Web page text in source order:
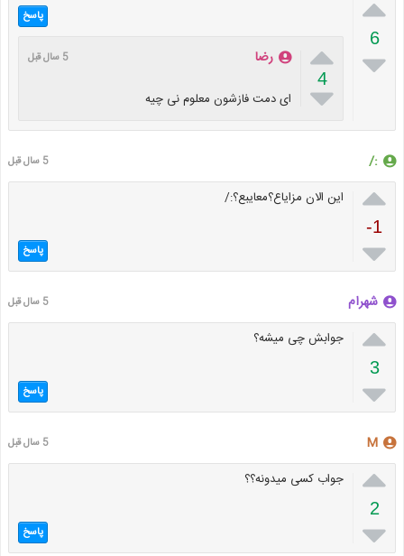
6

پاسخ

4

رضا 5 سال قبل
ای دمت فازشون معلوم نی چیه
:/ 5 سال قبل

-1

این الان مزایاع؟معایبع؟:/
پاسخ
شهرام 5 سال قبل

3

جوابش چی میشه؟
پاسخ
M 5 سال قبل

2

جواب کسی میدونه؟؟
پاسخ